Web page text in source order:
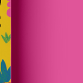
Inteiro